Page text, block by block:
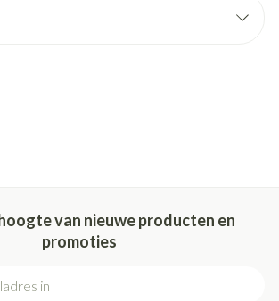
van nieuwe producten en
promoties